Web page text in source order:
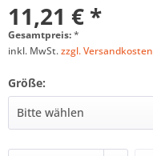
11,21 € *
Gesamtpreis:*
inkl. MwSt.zzgl. Versandkosten
Größe: